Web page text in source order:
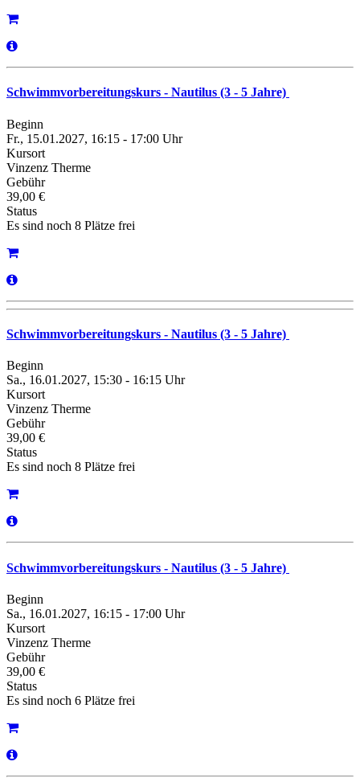
Schwimmvorbereitungskurs - Nautilus (3 - 5 Jahre)
Beginn
Fr., 15.01.2027, 16:15 - 17:00 Uhr
Kursort
Vinzenz Therme
Gebühr
39,00 €
Status
Es sind noch 8 Plätze frei
Schwimmvorbereitungskurs - Nautilus (3 - 5 Jahre)
Beginn
Sa., 16.01.2027, 15:30 - 16:15 Uhr
Kursort
Vinzenz Therme
Gebühr
39,00 €
Status
Es sind noch 8 Plätze frei
Schwimmvorbereitungskurs - Nautilus (3 - 5 Jahre)
Beginn
Sa., 16.01.2027, 16:15 - 17:00 Uhr
Kursort
Vinzenz Therme
Gebühr
39,00 €
Status
Es sind noch 6 Plätze frei